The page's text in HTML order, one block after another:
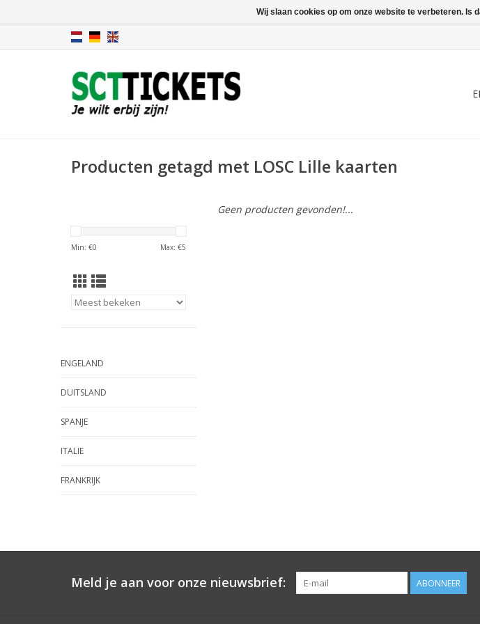
Producten getagd met LOSC Lille kaarten
Min: €0 Max: €5
ENGELAND
DUITSLAND
SPANJE
ITALIE
FRANKRIJK
Geen producten gevonden!...
Meld je aan voor onze nieuwsbrief: ABONNEER
Wij slaan cookies op om onze website te verbeteren. Is